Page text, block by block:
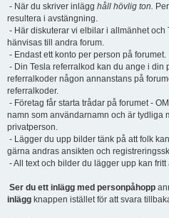
- När du skriver inlägg håll hövlig ton.
resultera i avstängning.
- Här diskuterar vi elbilar i allmänhet
hänvisas till andra forum.
- Endast ett konto per person på forumet.
- Din Tesla referralkod kan du ange i din
referralkoder någon annanstans på
referralkoder.
- Företag får starta trådar på forumet -
namn som användarnamn och är tydliga
privatperson.
- Lägger du upp bilder tänk på att folk
gärna andras ansikten och
- All text och bilder du lägger upp kan
Ser du ett inlägg med personpåhopp
inlägg knappen istället för att svara